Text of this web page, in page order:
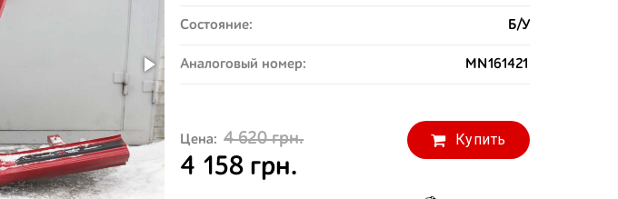
Состояние: Б/У
Аналоговый номер: MN161421
Цена: 4 620 грн.
4 158 грн.
Купить